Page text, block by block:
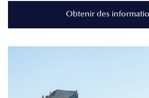
Obtenir des